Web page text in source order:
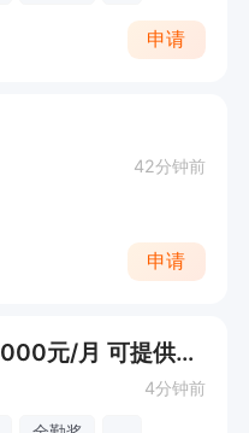
申请
42分钟前
申请
聊天客服（底薪5000-6000元/月 可提供住宿）
4分钟前